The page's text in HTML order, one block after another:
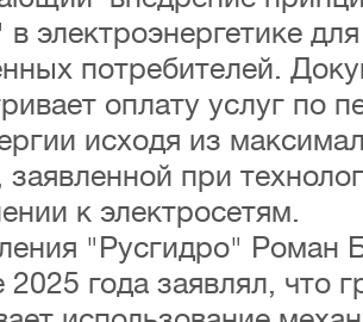
в электроэнергетике
потребителей.
оплату услуг по
исходя из
при
к электросетям.
"Русгидро" Роман
2025 года заявлял, что